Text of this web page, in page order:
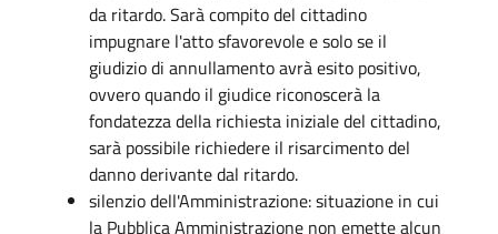
da ritardo. Sarà compito del cittadino
impugnare l'atto sfavorevole e solo se il
giudizio di annullamento avrà esito positivo,
ovvero quando il giudice riconoscerà la
fondatezza della richiesta iniziale del cittadino,
sarà possibile richiedere il risarcimento del
danno derivante dal ritardo.
silenzio dell'Amministrazione: situazione in cui
la Pubblica Amministrazione non emette alcun